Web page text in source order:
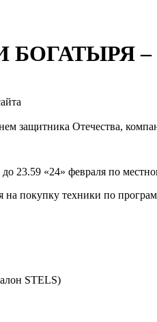
БОГАТЫРЯ
защитника Отечества,
до 23.59 «24» февраля по
на покупку техники по
STELS)